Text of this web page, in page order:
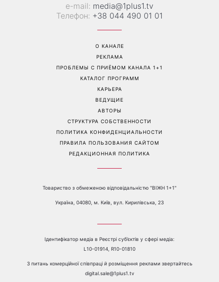
е-mail: media@1plus1.tv
Телефон: +38 044 490 01 01
О КАНАЛЕ
РЕКЛАМА
ПРОБЛЕМЫ С ПРИЁМОМ КАНАЛА 1+1
КАТАЛОГ ПРОГРАММ
КАРЬЕРА
ВЕДУЩИЕ
АВТОРЫ
СТРУКТУРА СОБСТВЕННОСТИ
ПОЛИТИКА КОНФИДЕНЦИАЛЬНОСТИ
ПРАВИЛА ПОЛЬЗОВАНИЯ САЙТОМ
РЕДАКЦИОННАЯ ПОЛИТИКА
Товариство з обмеженою відповідальністю "ВІЖН 1+1"
Україна, 04080, м. Київ, вул. Кирилівська, 23
Ідентифікатор медіа в Реєстрі суб’єктів у сфері медіа:
L10-01914, R10-01810
З питань комерційної співпраці й розміщення реклами звертайтесь
digital.sale@1plus1.tv